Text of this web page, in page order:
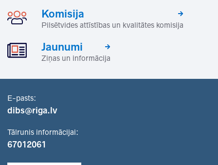
Komisija
Pilsētvides attīstības un kvalitātes komisija
Jaunumi
Ziņas un informācija
E-pasts:
dibs@riga.lv
Tālrunis informācijai:
67012061